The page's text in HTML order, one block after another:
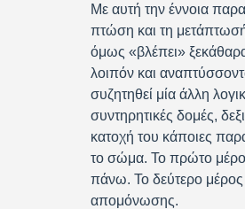
Με αυτή την έννοια
πτώση και τη μετάπτωσή
όμως «βλέπει» ξεκάθαρα
λοιπόν και
συζητηθεί μία άλλη
συντηρητικές δομές,
κατοχή του κάποιες
το σώμα. Το πρώτο
πάνω. Το δεύτερο μέρος
απομόνωσης.